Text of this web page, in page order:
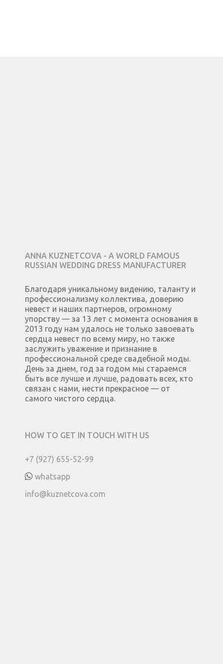
ANNA KUZNETCOVA - A WORLD FAMOUS
RUSSIAN WEDDING DRESS MANUFACTURER
Благодаря уникальному видению, таланту и
профессионализму коллектива, доверию
невест и наших партнеров, огромному
упорству — за 13 лет с момента основания в
2013 году нам удалось не только завоевать
сердца невест по всему миру, но также
заслужить уважение и признание в
профессиональной среде свадебной моды.
День за днем, год за годом мы стараемся
быть все лучше и лучше, радовать всех, кто
связан с нами, нести прекрасное — от
самого чистого сердца.
HOW TO GET IN TOUCH WITH US
+7 (927) 655-52-99
whatsapp
info@kuznetcova.com